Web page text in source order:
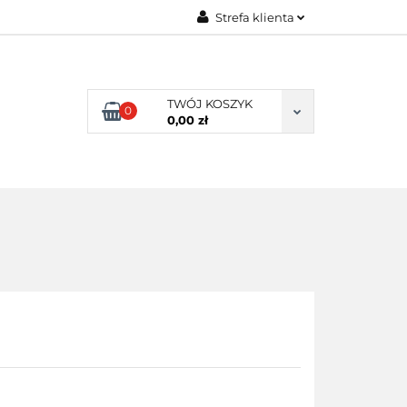
Strefa klienta
Zarejestruj się
Dodaj zgłoszenie
0
TWÓJ KOSZYK
0,00 zł
KLIENCI